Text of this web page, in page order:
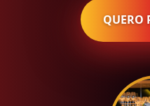
QUERO